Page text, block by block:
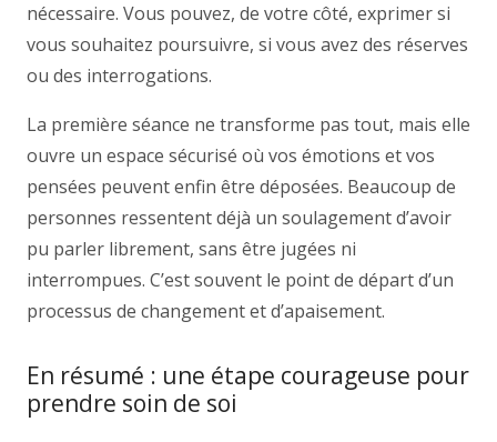
nécessaire. Vous pouvez, de votre côté, exprimer si
vous souhaitez poursuivre, si vous avez des réserves
ou des interrogations.
La première séance ne transforme pas tout, mais elle
ouvre un espace sécurisé où vos émotions et vos
pensées peuvent enfin être déposées. Beaucoup de
personnes ressentent déjà un soulagement d’avoir
pu parler librement, sans être jugées ni
interrompues. C’est souvent le point de départ d’un
processus de changement et d’apaisement.
En résumé : une étape courageuse pour
prendre soin de soi